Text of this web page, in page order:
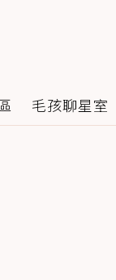
毛孩聊星室